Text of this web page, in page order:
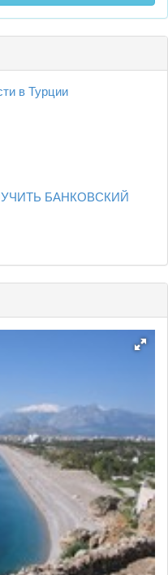
в Турции
БАНКОВСКИЙ